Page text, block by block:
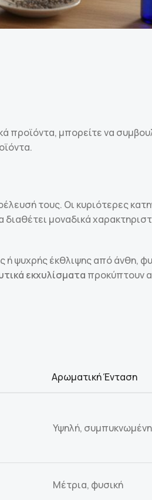
προϊόντα, μπορείτε να
τους. Οι κυριότερες
μοναδικά
έκθλιψης από άνθη,
εκχυλίσματα προκύπτουν
Αρωματική Ένταση
Υψηλή, συμπυκνωμένη
Μέτρια, φυσική